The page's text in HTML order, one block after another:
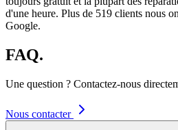
d'une heure. Plus de 519 clients nous
Google.
FAQ.
Une question ? Contactez-nous
Nous contacter